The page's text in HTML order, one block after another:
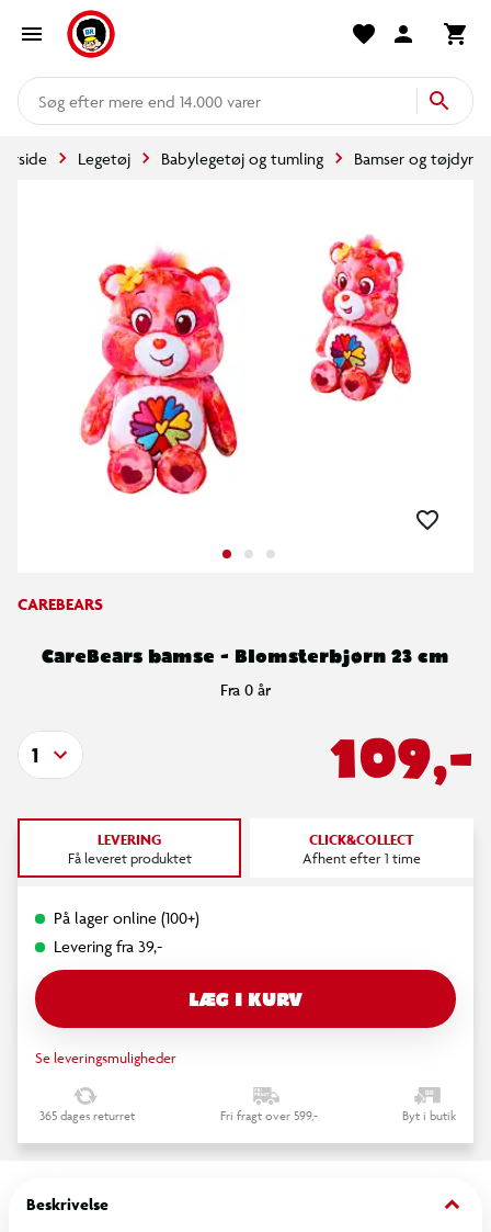
mere end 14.000 varer
Legetøj Babylegetøj og tumling Bamser og tøjdyr
CAREBEARS
CareBears bamse - Blomsterbjørn 23 cm
Fra 0 år
109,-
1
LEVERING
Få leveret produktet
CLICK&COLLECT
Afhent efter 1 time
På lager online (100+)
Levering fra 39,-
LÆG I KURV
Se leveringsmuligheder
365 dages returret Fri fragt over 599,- Byt i butik
Beskrivelse keyboard_arrow_down